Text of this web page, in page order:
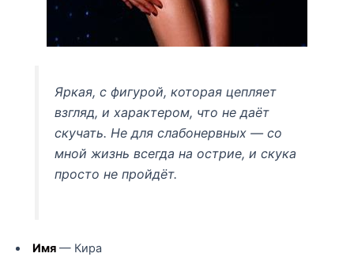
Яркая, с фигурой, которая цепляет
взгляд, и характером, что не даёт
скучать. Не для слабонервных — со
мной жизнь всегда на острие, и скука
просто не пройдёт.
Имя— Кира